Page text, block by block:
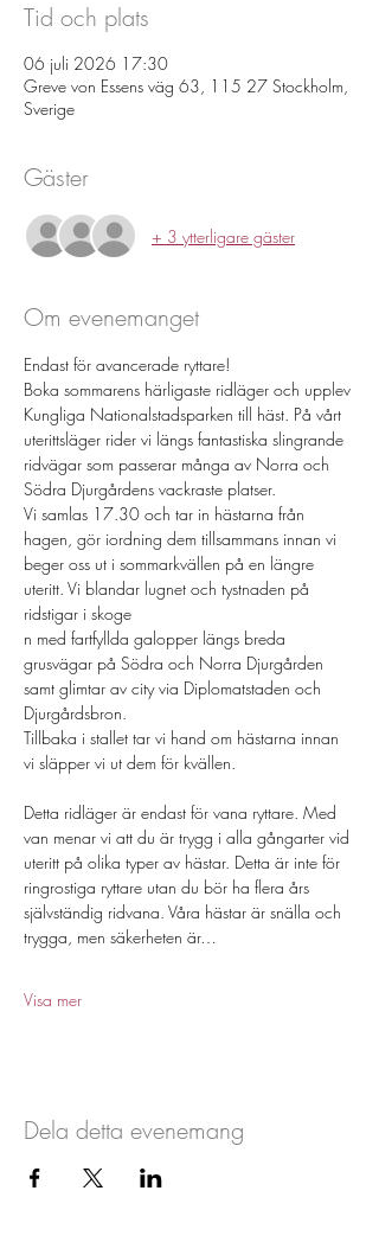
Tid och plats
06 juli 2026 17:30
Greve von Essens väg 63, 115 27 Stockholm,
Sverige
Gäster
+ 3 ytterligare gäster
Om evenemanget
Endast för avancerade ryttare!
Boka sommarens härligaste ridläger och upplev
Kungliga Nationalstadsparken till häst. På vårt
uterittsläger rider vi längs fantastiska slingrande
ridvägar som passerar många av Norra och
Södra Djurgårdens vackraste platser.
Vi samlas 17.30 och tar in hästarna från
hagen, gör iordning dem tillsammans innan vi
beger oss ut i sommarkvällen på en längre
uteritt. Vi blandar lugnet och tystnaden på
ridstigar i skoge
n med fartfyllda galopper längs breda
grusvägar på Södra och Norra Djurgården
samt glimtar av city via Diplomatstaden och
Djurgårdsbron.
Tillbaka i stallet tar vi hand om hästarna innan
vi släpper vi ut dem för kvällen.
Detta ridläger är endast för vana ryttare. Med
van menar vi att du är trygg i alla gångarter vid
uteritt på olika typer av hästar. Detta är inte för
ringrostiga ryttare utan du bör ha flera års
självständig ridvana. Våra hästar är snälla och
trygga, men säkerheten är…
Visa mer
Dela detta evenemang